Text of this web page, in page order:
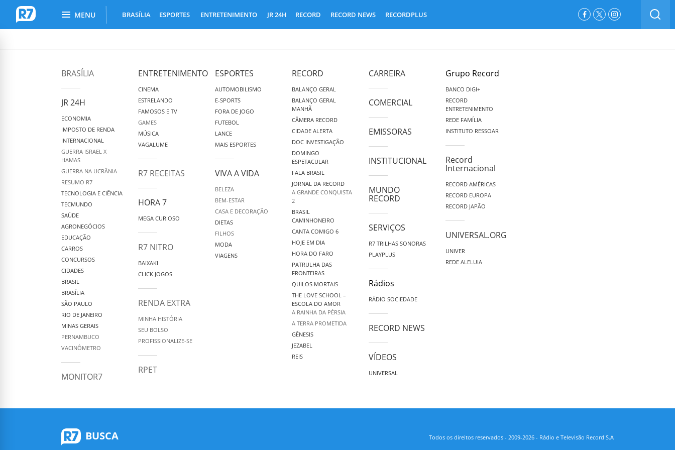
R7.com MENU BRASÍLIA ESPORTES ENTRETENIMENTO JR 24H RECORD RECORD NEWS RECORDPLUS Facebook
TwitterInstagram
BUSCAR
BRASÍLIA
JR 24H
ECONOMIA
IMPOSTO DE RENDA
INTERNACIONAL
GUERRA ISRAEL X
HAMAS
GUERRA NA UCRÂNIA
RESUMO R7
TECNOLOGIA E CIÊNCIA
TECMUNDO
SAÚDE
AGRONEGÓCIOS
EDUCAÇÃO
CARROS
CONCURSOS
CIDADES
BRASIL
BRASÍLIA
SÃO PAULO
RIO DE JANEIRO
MINAS GERAIS
PERNAMBUCO
VACINÔMETRO
MONITOR7
ENTRETENIMENTO
CINEMA
ESTRELANDO
FAMOSOS E TV
GAMES
MÚSICA
VAGALUME
R7 RECEITAS
HORA 7
MEGA CURIOSO
R7 NITRO
BAIXAKI
CLICK JOGOS
RENDA EXTRA
MINHA HISTÓRIA
SEU BOLSO
PROFISSIONALIZE-SE
RPET
ESPORTES
AUTOMOBILISMO
E-SPORTS
FORA DE JOGO
FUTEBOL
LANCE
MAIS ESPORTES
VIVA A VIDA
BELEZA
BEM-ESTAR
CASA E DECORAÇÃO
DIETAS
FILHOS
MODA
VIAGENS
RECORD
BALANÇO GERAL
BALANÇO GERAL
MANHÃ
CÂMERA RECORD
CIDADE ALERTA
DOC INVESTIGAÇÃO
DOMINGO
ESPETACULAR
FALA BRASIL
JORNAL DA RECORD
A GRANDE CONQUISTA
2
BRASIL
CAMINHONEIRO
CANTA COMIGO 6
HOJE EM DIA
HORA DO FARO
PATRULHA DAS
FRONTEIRAS
QUILOS MORTAIS
THE LOVE SCHOOL –
ESCOLA DO AMOR
A RAINHA DA PÉRSIA
A TERRA PROMETIDA
GÊNESIS
JEZABEL
REIS
CARREIRA
COMERCIAL
EMISSORAS
INSTITUCIONAL
MUNDO
RECORD
SERVIÇOS
R7 TRILHAS SONORAS
PLAYPLUS
Rádios
RÁDIO SOCIEDADE
RECORD NEWS
VÍDEOS
UNIVERSAL
Grupo Record
BANCO DIGI+
RECORD
ENTRETENIMENTO
REDE FAMÍLIA
INSTITUTO RESSOAR
Record
Internacional
RECORD AMÉRICAS
RECORD EUROPA
RECORD JAPÃO
UNIVERSAL.ORG
UNIVER
REDE ALELUIA
BUSCA Todos os direitos reservados - 2009-2026 - Rádio e Televisão Record S.A